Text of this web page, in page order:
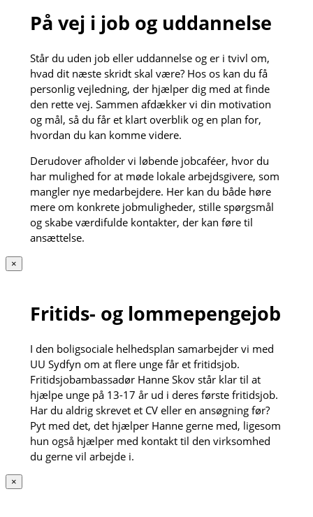
På vej i job og uddannelse
Står du uden job eller uddannelse og er i tvivl om,
hvad dit næste skridt skal være? Hos os kan du få
personlig vejledning, der hjælper dig med at finde
den rette vej. Sammen afdækker vi din motivation
og mål, så du får et klart overblik og en plan for,
hvordan du kan komme videre.
Derudover afholder vi løbende jobcaféer, hvor du
har mulighed for at møde lokale arbejdsgivere, som
mangler nye medarbejdere. Her kan du både høre
mere om konkrete jobmuligheder, stille spørgsmål
og skabe værdifulde kontakter, der kan føre til
ansættelse.
×
Fritids- og lommepengejob
I den boligsociale helhedsplan samarbejder vi med
UU Sydfyn om at flere unge får et fritidsjob.
Fritidsjobambassadør Hanne Skov står klar til at
hjælpe unge på 13-17 år ud i deres første fritidsjob.
Har du aldrig skrevet et CV eller en ansøgning før?
Pyt med det, det hjælper Hanne gerne med, ligesom
hun også hjælper med kontakt til den virksomhed
du gerne vil arbejde i.
×